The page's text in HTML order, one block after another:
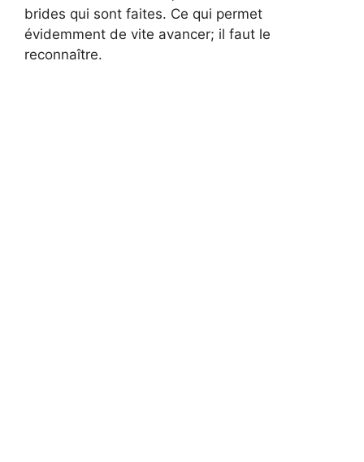
brides qui sont faites. Ce qui permet
évidemment de vite avancer; il faut le
reconnaître.